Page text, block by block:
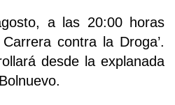
a las 20:00 horas
contra la Droga’.
desde la explanada